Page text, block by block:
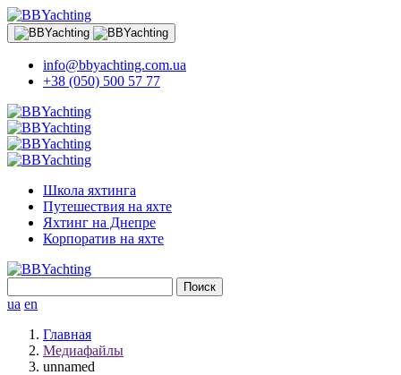
info@bbyachting.com.ua
+38 (050) 500 57 77
Школа яхтинга
Путешествия на яхте
Яхтинг на Днепре
Корпоратив на яхте
ua en
Главная
Медиафайлы
unnamed